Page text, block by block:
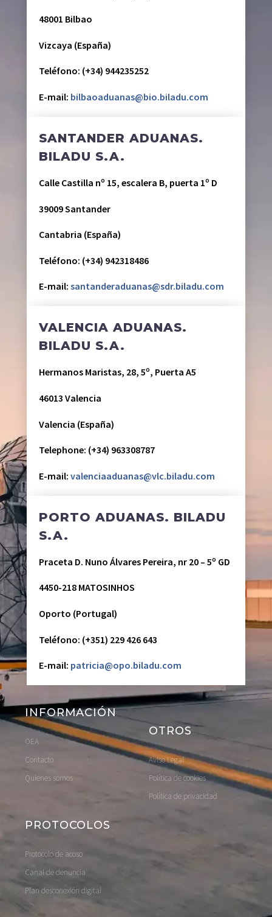
48001 Bilbao
Vizcaya (España)
Teléfono: (+34) 944235252
E-mail: bilbaoaduanas@bio.biladu.com
SANTANDER ADUANAS.
BILADU S.A.
Calle Castilla nº 15, escalera B, puerta 1º D
39009 Santander
Cantabria (España)
Teléfono: (+34) 942318486
E-mail:santanderaduanas@sdr.biladu.com
VALENCIA ADUANAS.
BILADU S.A.
Hermanos Maristas, 28, 5º, Puerta A5
46013 Valencia
Valencia (España)
Telephone: (+34) 963308787
E-mail:valenciaaduanas@vlc.biladu.com
PORTO ADUANAS. BILADU
S.A.
Praceta D. Nuno Álvares Pereira, nr 20 – 5º GD
4450-218 MATOSINHOS
Oporto (Portugal)
Teléfono: (+351) 229 426 643
E-mail: patricia@opo.biladu.com
INFORMACIÓN
OEA
Contacto
Quienes somos
OTROS
Aviso Legal
Política de cookies
Política de privacidad
PROTOCOLOS
Protocolo de acoso
Canal de denuncia
Plan desconexión digital